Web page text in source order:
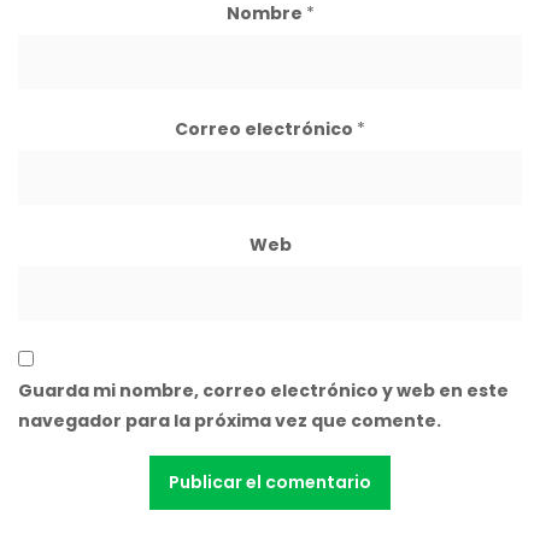
Nombre *
Correo electrónico *
Web
Guarda mi nombre, correo electrónico y web en este
navegador para la próxima vez que comente.